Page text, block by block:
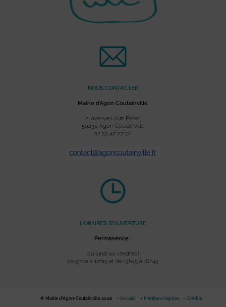
NOUS CONTACTER
Mairie d’Agon Coutainville
2, avenue Louis Périer
50230 Agon Coutainville
02 33 47 07 56
HORAIRES D’OUVERTURE
Permanence :
du lundi au vendredi
de 9h00 à 12h15 et de 13h45 à 16h45
© Mairie d'Agon-Coutainville 2026 Accueil Mentions légales Crédits